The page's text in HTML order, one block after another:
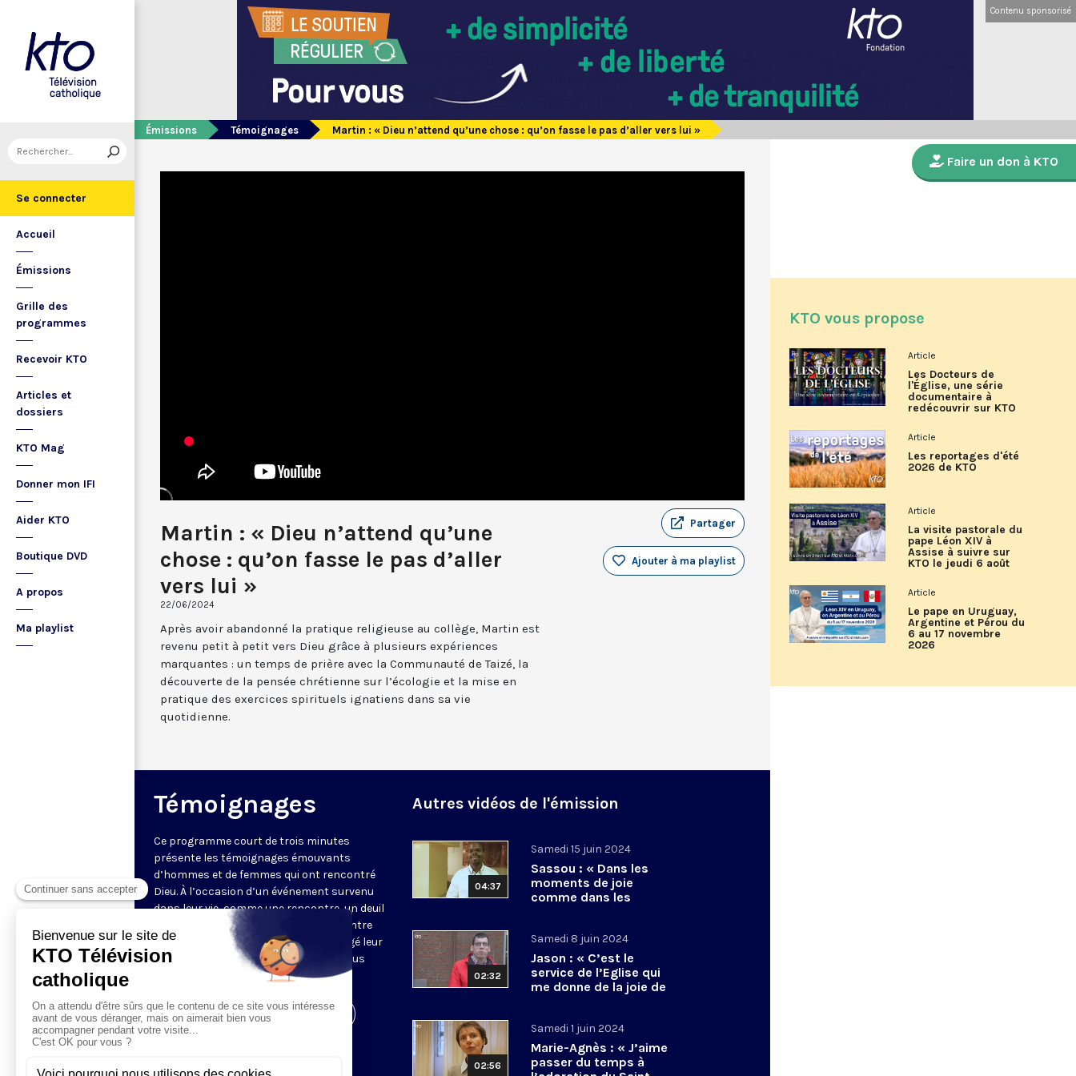
Se connecter
Accueil
Émissions
Grille des
programmes
Recevoir KTO
Articles et
dossiers
KTO Mag
Donner mon IFI
Aider KTO
Boutique DVD
A propos
Ma playlist
Contenu sponsorisé
Émissions Témoignages Martin : « Dieu n’attend qu’une chose : qu’on fasse le pas d’aller vers lui »
Martin : « Dieu n’attend qu’une
chose : qu’on fasse le pas d’aller
vers lui »
22/06/2024
Partager
Ajouter à ma playlist
Après avoir abandonné la pratique religieuse au collège, Martin est
revenu petit à petit vers Dieu grâce à plusieurs expériences
marquantes : un temps de prière avec la Communauté de Taizé, la
découverte de la pensée chrétienne sur l’écologie et la mise en
pratique des exercices spirituels ignatiens dans sa vie
quotidienne.
Témoignages
Ce programme court de trois minutes
présente les témoignages émouvants
d’hommes et de femmes qui ont rencontré
Dieu. À l’occasion d’un événement survenu
dans leur vie, comme une rencontre, un deuil
ou une maladie, ils ont vécu une rencontre
avec Jésus qui a complètement changé leur
vie. Ils nous expliquent comment et nous
font partager leur joie.
Visiter la page de l'émission
Autres vidéos de l'émission
04:37
Samedi 15 juin 2024
Sassou : « Dans les
moments de joie
comme dans les
02:32
Samedi 8 juin 2024
Jason : « C’est le
service de l’Eglise qui
me donne de la joie de
02:56
Samedi 1 juin 2024
Marie-Agnès : « J’aime
passer du temps à
Faire un don à KTO
KTO vous propose
Article
Les Docteurs de
l'Église, une série
documentaire à
redécouvrir sur KTO
Article
Les reportages d'été
2026 de KTO
Article
La visite pastorale du
pape Léon XIV à
Assise à suivre sur
KTO le jeudi 6 août
Article
Le pape en Uruguay,
Argentine et Pérou du
6 au 17 novembre
2026